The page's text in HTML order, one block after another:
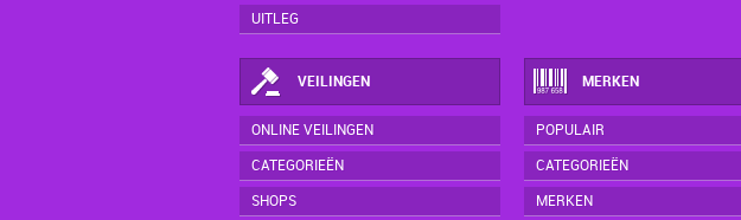
UITLEG
VEILINGEN
ONLINE VEILINGEN
CATEGORIEËN
SHOPS
MERKEN
POPULAIR
CATEGORIEËN
MERKEN